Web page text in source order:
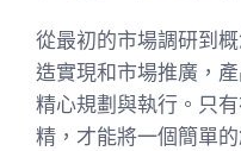
從最初的市場調研到
造實現和市場推廣，
精心規劃與執行。只
精，才能將一個簡單